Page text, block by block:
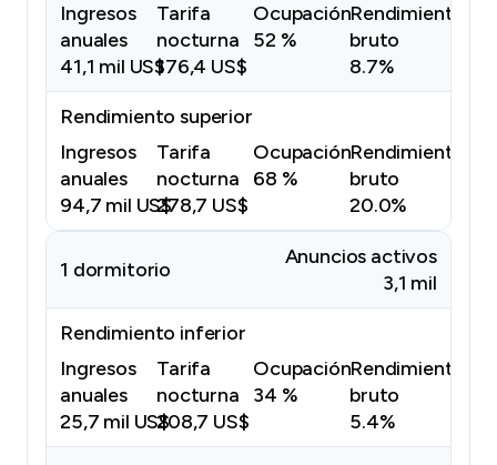
Ingresos
anuales
41,1 mil US$
Tarifa
nocturna
176,4 US$
Ocupación
52 %
Rendimiento
bruto
8.7%
Rendimiento superior
Ingresos
anuales
94,7 mil US$
Tarifa
nocturna
278,7 US$
Ocupación
68 %
Rendimiento
bruto
20.0%
1 dormitorio
Anuncios activos
3,1 mil
Rendimiento inferior
Ingresos
anuales
25,7 mil US$
Tarifa
nocturna
208,7 US$
Ocupación
34 %
Rendimiento
bruto
5.4%